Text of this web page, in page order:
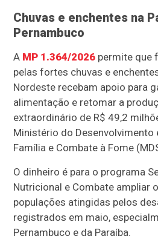
Chuvas e enchentes na
Pernambuco
A MP 1.364/2026 permite que
pelas fortes chuvas e
Nordeste recebam apoio para
alimentação e retomar a
extraordinário de R$ 49,2
Ministério do Desenvolvimento
Família e Combate à Fome
O dinheiro é para o programa
Nutricional e Combate ampliar
populações atingidas pelos
registrados em maio,
Pernambuco e da Paraíba.